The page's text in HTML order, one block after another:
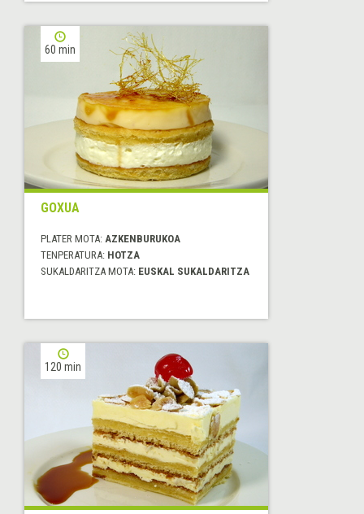
60 min
GOXUA
PLATER MOTA: AZKENBURUKOA
TENPERATURA: HOTZA
SUKALDARITZA MOTA: EUSKAL SUKALDARITZA
120 min